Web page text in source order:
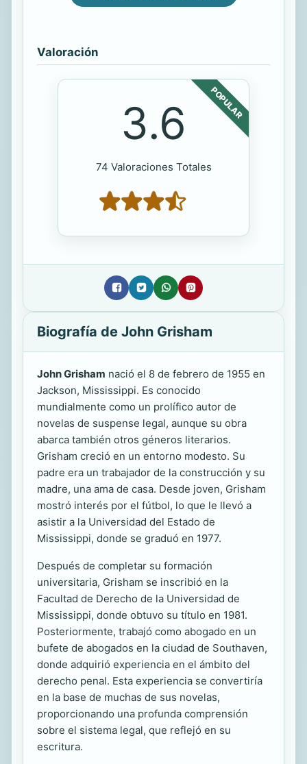
Valoración
POPULAR
3.6
74 Valoraciones Totales
Biografía de John Grisham
John Grisham nació el 8 de febrero de 1955 en
Jackson, Mississippi. Es conocido
mundialmente como un prolífico autor de
novelas de suspense legal, aunque su obra
abarca también otros géneros literarios.
Grisham creció en un entorno modesto. Su
padre era un trabajador de la construcción y su
madre, una ama de casa. Desde joven, Grisham
mostró interés por el fútbol, lo que le llevó a
asistir a la Universidad del Estado de
Mississippi, donde se graduó en 1977.
Después de completar su formación
universitaria, Grisham se inscribió en la
Facultad de Derecho de la Universidad de
Mississippi, donde obtuvo su título en 1981.
Posteriormente, trabajó como abogado en un
bufete de abogados en la ciudad de Southaven,
donde adquirió experiencia en el ámbito del
derecho penal. Esta experiencia se convertiría
en la base de muchas de sus novelas,
proporcionando una profunda comprensión
sobre el sistema legal, que reflejó en su
escritura.